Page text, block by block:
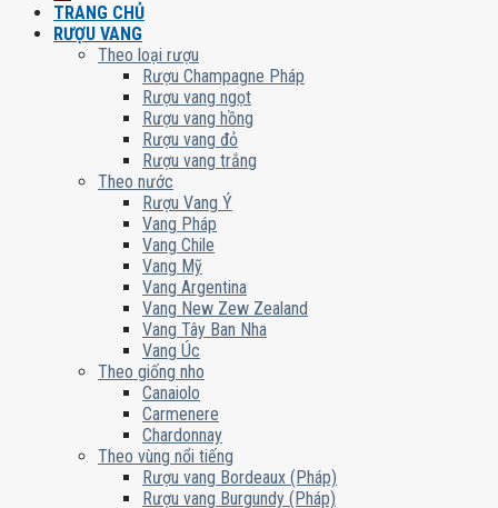
TRANG CHỦ
RƯỢU VANG
Theo loại rượu
Rượu Champagne Pháp
Rượu vang ngọt
Rượu vang hồng
Rượu vang đỏ
Rượu vang trắng
Theo nước
Rượu Vang Ý
Vang Pháp
Vang Chile
Vang Mỹ
Vang Argentina
Vang New Zew Zealand
Vang Tây Ban Nha
Vang Úc
Theo giống nho
Canaiolo
Carmenere
Chardonnay
Theo vùng nổi tiếng
Rượu vang Bordeaux (Pháp)
Rượu vang Burgundy (Pháp)